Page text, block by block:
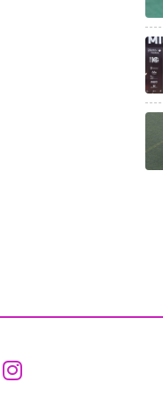
Aceder ao
Aceder ao